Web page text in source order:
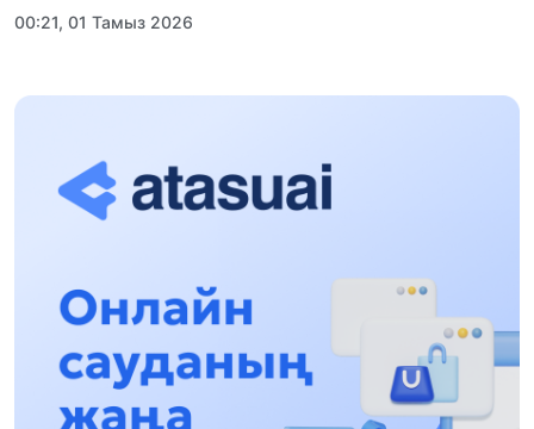
00:21, 01 Тамыз 2026
«Заң керуені» жобасы: Абай облысында
17:31, 31 Шілде 2026
13:13, 30 Шілде 2026
Асхат Асылбеков: Күшті билікке күшті
тұлғалар керек!